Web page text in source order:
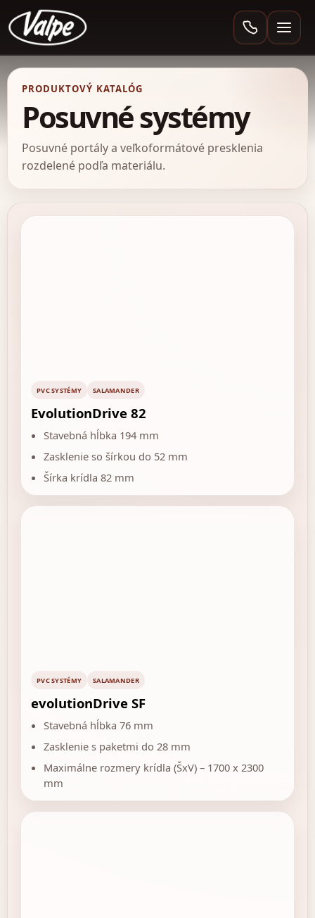
Valpe
PRODUKTOVÝ KATALÓG
Posuvné systémy
Posuvné portály a veľkoformátové presklenia
rozdelené podľa materiálu.
PVC SYSTÉMY SALAMANDER
EvolutionDrive 82
Stavebná hĺbka 194 mm
Zasklenie so šírkou do 52 mm
Šírka krídla 82 mm
PVC SYSTÉMY SALAMANDER
evolutionDrive SF
Stavebná hĺbka 76 mm
Zasklenie s paketmi do 28 mm
Maximálne rozmery krídla (ŠxV) – 1700 x 2300
mm